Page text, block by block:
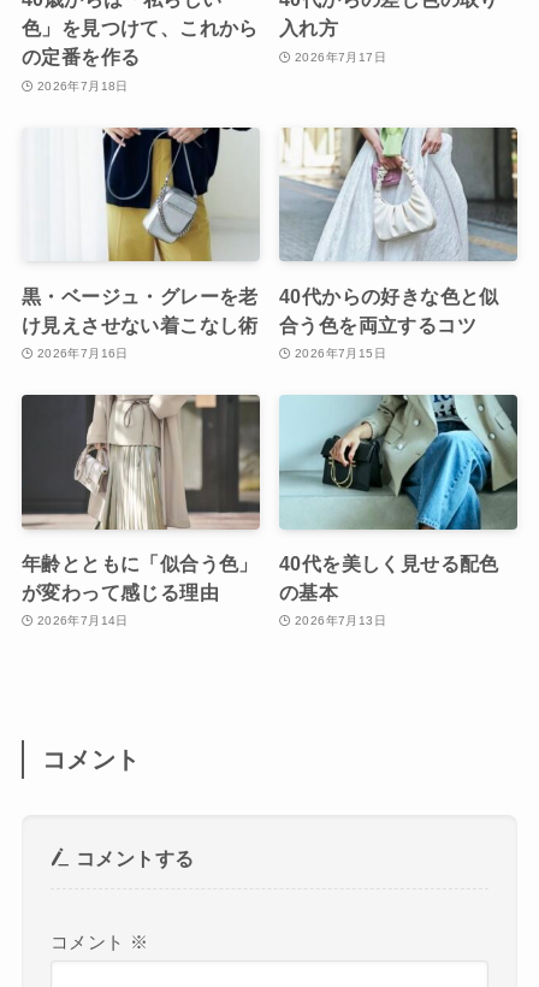
色」を見つけて、これから
の定番を作る
2026年7月18日
入れ方
2026年7月17日
黒・ベージュ・グレーを老
け見えさせない着こなし術
2026年7月16日
40代からの好きな色と似
合う色を両立するコツ
2026年7月15日
年齢とともに「似合う色」
が変わって感じる理由
2026年7月14日
40代を美しく見せる配色
の基本
2026年7月13日
コメント
コメントする
コメント ※